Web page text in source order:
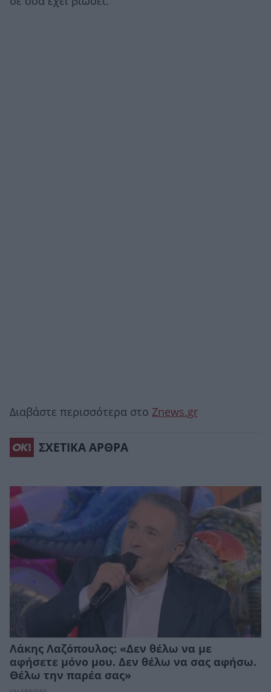
Διαβάστε περισσότερα στο Znews.gr
ΣΧΕΤΙΚΑ ΑΡΘΡΑ
Λάκης Λαζόπουλος: «Δεν θέλω να με
αφήσετε μόνο μου. Δεν θέλω να σας αφήσω.
Θέλω την παρέα σας»